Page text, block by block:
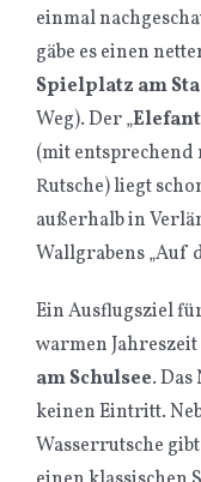
einmal
gäbe es einen
Spielplatz am
Weg). Der „
(mit
Rutsche) liegt
außerhalb in
Wallgrabens „Auf
Ein Ausflugsziel
warmen Jahreszeit
am Schulsee.
keinen Eintritt.
Wasserrutsche